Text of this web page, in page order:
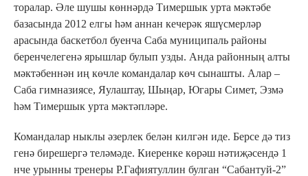
торалар. Әле шушы көннәрдә Тимершык урта мәктәбе
базасында 2012 елгы һәм аннан кечерәк яшүсмерләр
арасында баскетбол буенча Саба муниципаль районы
беренчелегенә ярышлар булып узды. Анда районның алты
мәктәбеннән иң көчле командалар көч сынашты. Алар –
Саба гимназиясе, Яулаштау, Шыңар, Югары Симет, Эзмә
һәм Тимершык урта мәктәпләре.
Командалар ныклы әзерлек белән килгән иде. Берсе дә тиз
генә бирешергә теләмәде. Киеренке көрәш нәтиҗәсендә 1
нче урынны тренеры Р.Гафиятуллин булган “Сабантуй-2”